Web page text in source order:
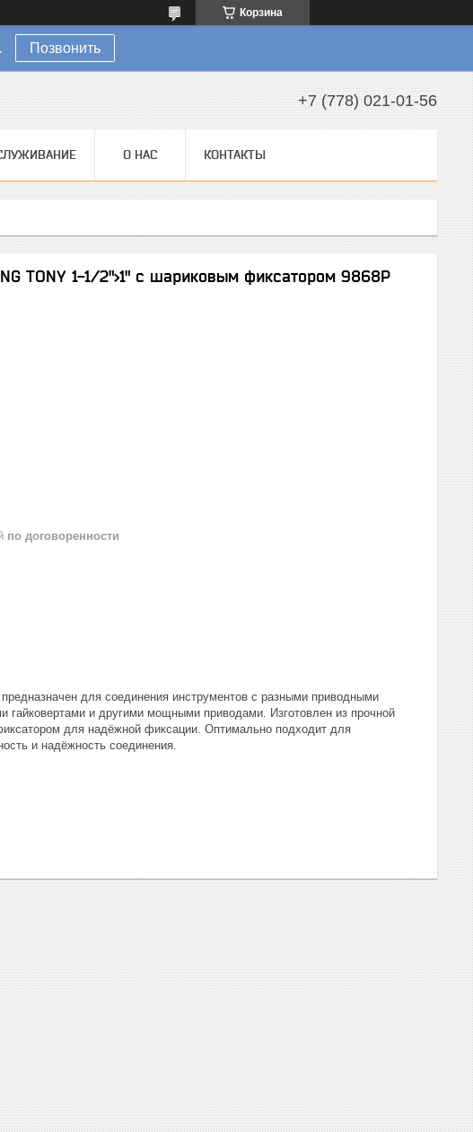
Корзина
Позвонить
+7 (778) 021-01-56
О НАС КОНТАКТЫ
TONY 1-1/2">1" с шариковым фиксатором 9868P
по договоренности
для соединения инструментов с разными приводными
гайковертами и другими мощными приводами. Изготовлен из прочной
для надёжной фиксации. Оптимально подходит для
и надёжность соединения.